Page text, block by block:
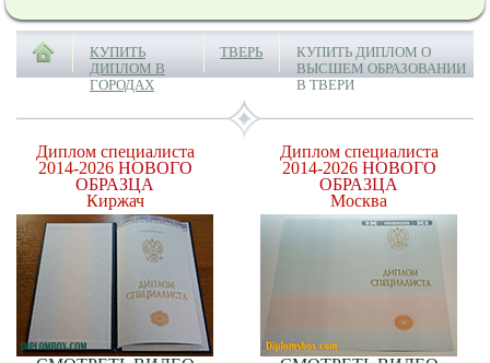
КУПИТЬ
ДИПЛОМ В
ГОРОДАХ
ТВЕРЬ
КУПИТЬ ДИПЛОМ О
ВЫСШЕМ ОБРАЗОВАНИИ
В ТВЕРИ
Диплом специалиста
2014-2026 НОВОГО
ОБРАЗЦА
Киржач
Диплом специалиста
2014-2026 НОВОГО
ОБРАЗЦА
Москва